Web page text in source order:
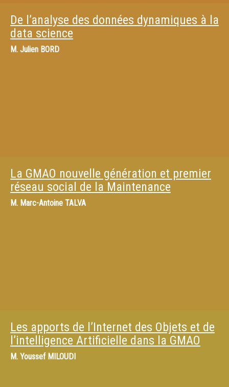
De l’analyse des données dynamiques à la
data science
M. Julien BORD
La GMAO nouvelle génération et premier
réseau social de la Maintenance
M. Marc-Antoine TALVA
Les apports de l’Internet des Objets et de
l’intelligence Artificielle dans la GMAO
M. Youssef MILOUDI